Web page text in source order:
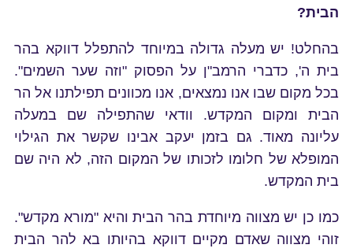
הבית?
בהחלט! יש מעלה גדולה במיוחד להתפלל דווקא בהר
בית ה', כדברי הרמב"ן על הפסוק "וזה שער השמים".
בכל מקום שבו אנו נמצאים, אנו מכוונים תפילתנו אל הר
הבית ומקום המקדש. וודאי שהתפילה שם במעלה
עליונה מאוד. גם בזמן יעקב אבינו שקשר את הגילוי
המופלא של חלומו לזכותו של המקום הזה, לא היה שם
בית המקדש.
כמו כן יש מצווה מיוחדת בהר הבית והיא "מורא מקדש".
זוהי מצווה שאדם מקיים דווקא בהיותו בא להר הבית